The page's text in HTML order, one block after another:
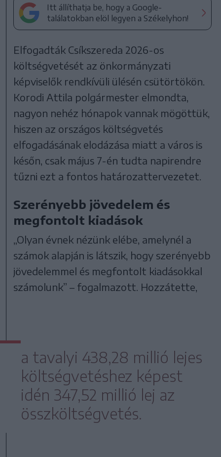
Itt állíthatja be, hogy a Google-
találatokban elöl legyen a Székelyhon!
Elfogadták Csíkszereda 2026-os
költségvetését az önkormányzati
képviselők rendkívüli ülésén csütörtökön.
Korodi Attila polgármester elmondta,
nagyon nehéz hónapok vannak mögöttük,
hiszen az országos költségvetés
elfogadásának elodázása miatt a város is
későn, csak május 7-én tudta napirendre
tűzni ezt a fontos határozattervezetet.
Szerényebb jövedelem és
megfontolt kiadások
„Olyan évnek nézünk elébe, amelynél a
számok alapján is látszik, hogy szerényebb
jövedelemmel és megfontolt kiadásokkal
számolunk” – fogalmazott. Hozzátette,
a tavalyi 438,28 millió lejes
költségvetéshez képest
idén 347,52 millió lej az
összköltségvetés.